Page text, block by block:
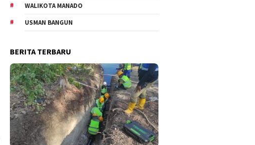
WALIKOTA MANADO
USMAN BANGUN
BERITA TERBARU